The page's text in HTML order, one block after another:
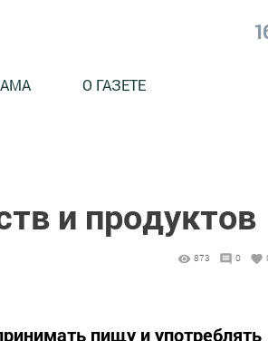
О ГАЗЕТЕ
и продуктов
873 0
пищу и употреблять